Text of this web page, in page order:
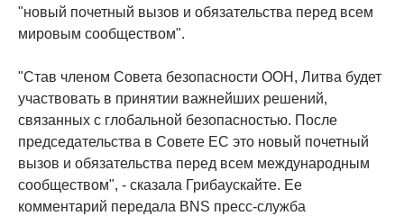
"новый почетный вызов и обязательства перед всем
мировым сообществом".
"Став членом Совета безопасности ООН, Литва будет
участвовать в принятии важнейших решений,
связанных с глобальной безопасностью. После
председательства в Совете ЕС это новый почетный
вызов и обязательства перед всем международным
сообществом", - сказала Грибаускайте. Ее
комментарий передала BNS пресс-служба